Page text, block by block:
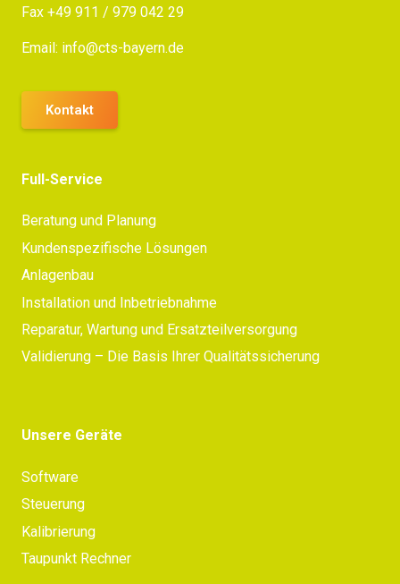
Fax +49 911 / 979 042 29
Email: info@cts-bayern.de
Kontakt
Full-Service
Beratung und Planung
Kundenspezifische Lösungen
Anlagenbau
Installation und Inbetriebnahme
Reparatur, Wartung und Ersatzteilversorgung
Validierung – Die Basis Ihrer Qualitätssicherung
Unsere Geräte
Software
Steuerung
Kalibrierung
Taupunkt Rechner